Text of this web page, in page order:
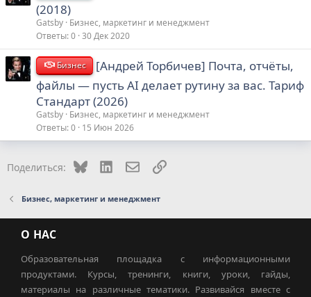
(2018)
Gatsby Бизнес, маркетинг и менеджмент
Ответы 0 30 Дек 2020
Бизнес
[Андрей Торбичев] Почта, отчёты,
файлы — пусть AI делает рутину за вас. Тариф
Стандарт (2026)
Gatsby Бизнес, маркетинг и менеджмент
Ответы 0 15 Июн 2026
Поделиться: Bluesky LinkedInЭлектронная почта
Ссылка
Бизнес, маркетинг и менеджмент
О НАС
Образовательная площадка с информационными
продуктами. Курсы, тренинги, книги, уроки, гайды,
материалы на различные тематики. Развивайся вместе с